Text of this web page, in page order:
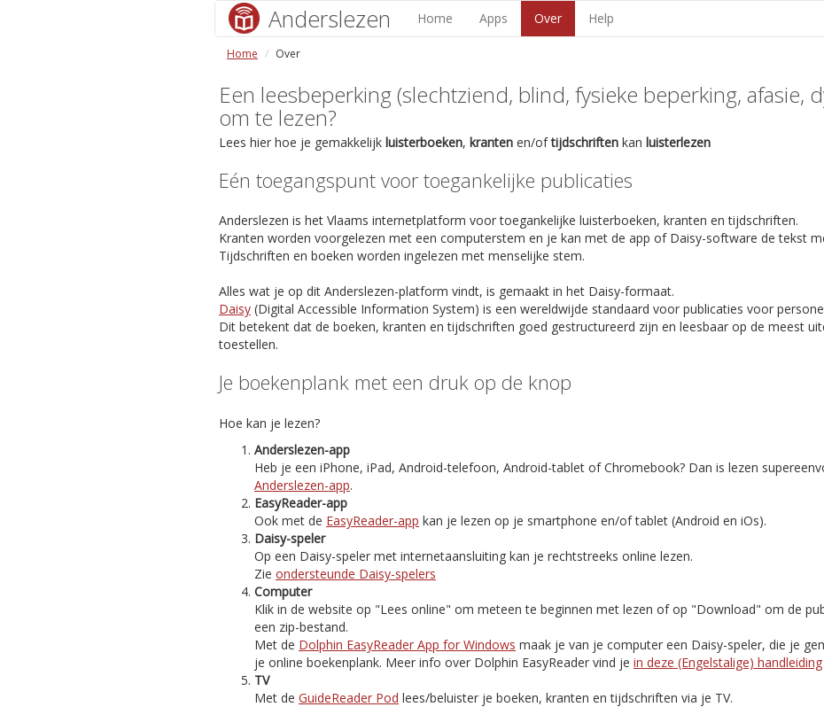
Anderslezen Home Apps Over Help
Home Over
Een leesbeperking (slechtziend, blind, fysieke beperking, afasie,
om te lezen?
Lees hier hoe je gemakkelijk luisterboeken, kranten en/oftijdschriften kan luisterlezen
Eén toegangspunt voor toegankelijke publicaties
Anderslezen is het Vlaams internetplatform voor toegankelijke luisterboeken, kranten en tijdschriften.
Kranten worden voorgelezen met een computerstem en je kan met de app of Daisy-software de tekst
Tijdschriften en boeken worden ingelezen met menselijke stem.
Alles wat je op dit Anderslezen-platform vindt, is gemaakt in het Daisy-formaat.
Daisy (Digital Accessible Information System) is een wereldwijde standaard voor publicaties voor
Dit betekent dat de boeken, kranten en tijdschriften goed gestructureerd zijn en leesbaar op de meest
toestellen.
Je boekenplank met een druk op de knop
Hoe kan je lezen?
Anderslezen-app
Heb je een iPhone, iPad, Android-telefoon, Android-tablet of Chromebook? Dan is lezen
Anderslezen-app.
EasyReader-app
Ook met de EasyReader-app kan je lezen op je smartphone en/of tablet (Android en iOs).
Daisy-speler
Op een Daisy-speler met internetaansluiting kan je rechtstreeks online lezen.
Zie ondersteunde Daisy-spelers
Computer
Klik in de website op "Lees online" om meteen te beginnen met lezen of op "Download" om de
een zip-bestand.
Met de Dolphin EasyReader App for Windows maak je van je computer een Daisy-speler, die je
je online boekenplank. Meer info over Dolphin EasyReader vind je in deze (Engelstalige) handleiding
TV
Met de GuideReader Pod lees/beluister je boeken, kranten en tijdschriften via je TV.